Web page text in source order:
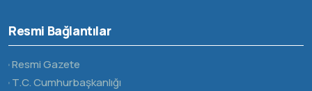
Resmi Bağlantılar
Resmi Gazete
T.C. Cumhurbaşkanlığı